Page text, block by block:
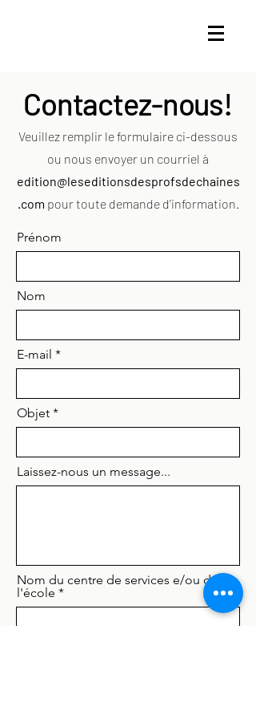
Contactez-nous!
Veuillez remplir le formulaire ci-dessous
ou nous envoyer un courriel à
edition@leseditionsdesprofsdechaines
.com pour toute demande d'information.
Prénom
Nom
E-mail
Objet
Laissez-nous un message...
Nom du centre de services e/ou de
l'école